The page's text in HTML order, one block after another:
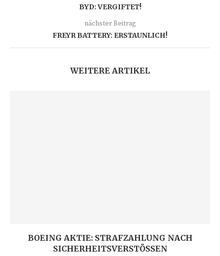
BYD: VERGIFTET!
nächster Beitrag
FREYR BATTERY: ERSTAUNLICH!
WEITERE ARTIKEL
BOEING AKTIE: STRAFZAHLUNG NACH
SICHERHEITSVERSTÖSSEN